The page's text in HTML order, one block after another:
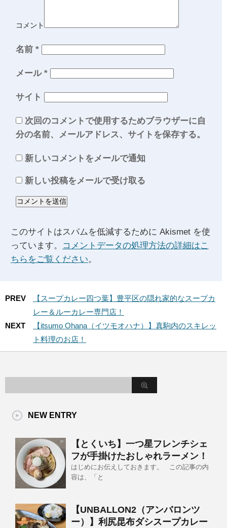
コメント
名前 *
メール *
サイト
次回のコメントで使用するためブラウザーに自
分の名前、メールアドレス、サイトを保存する。
新しいコメントをメールで通知
新しい投稿をメールで受け取る
このサイトはスパムを低減するために Akismet を使
っています。
コメントデータの処理方法の詳細はこ
ちらをご覧ください。
PREV
【スープカレー四つ葉】豊平区の隠れ家的なスープカ
レー＆ルーカレー専門店！
NEXT
【itsumo Ohana（イツモオハナ）】真駒内のスキレッ
ト料理のお店！
NEW ENTRY
【とくいち】一つ星フレンチシェ
フが手掛けたおしゃれラーメン！
はじめにお伝えしておきます。 この記事の内
容は、「と
【UNBALLON2（アンバロンツ
ー）】利尻昆布ダシスープカレー